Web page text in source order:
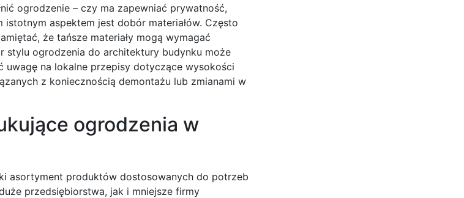
ogrodzenie – czy ma zapewniać prywatność,
aspektem jest dobór materiałów. Często
że tańsze materiały mogą wymagać
stylu ogrodzenia do architektury budynku może
uwagę na lokalne przepisy dotyczące wysokości
z koniecznością demontażu lub zmianami w
ogrodzenia w
asortyment produktów dostosowanych do potrzeb
przedsiębiorstwa, jak i mniejsze firmy